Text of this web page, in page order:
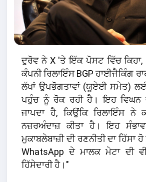
ਦੁਰੋਵ ਨੇ X 'ਤੇ ਇੱਕ ਪੋਸਟ ਵਿੱਚ ਕਿਹਾ,
ਕੰਪਨੀ ਰਿਲਾਇੰਸ BGP ਹਾਈਜੈਕਿੰਗ
ਲੱਖਾਂ ਉਪਭੋਗਤਾਵਾਂ (ਯੂਏਈ ਸਮੇਤ)
ਪਹੁੰਚ ਨੂੰ ਰੋਕ ਰਹੀ ਹੈ। ਇਹ ਵਿਘਨ
ਜਾਪਦਾ ਹੈ, ਕਿਉਂਕਿ ਰਿਲਾਇੰਸ ਨੇ
ਨਜ਼ਰਅੰਦਾਜ਼ ਕੀਤਾ ਹੈ। ਇਹ
ਮੁਕਾਬਲੇਬਾਜ਼ੀ ਦੀ ਰਣਨੀਤੀ ਦਾ ਹਿੱਸਾ
WhatsApp ਦੇ ਮਾਲਕ ਮੇਟਾ ਦੀ
ਹਿੱਸੇਦਾਰੀ ਹੈ।"